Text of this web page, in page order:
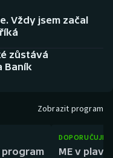
Vždy jsem začal
zůstává
Baník
Zobrazit program
program ME v